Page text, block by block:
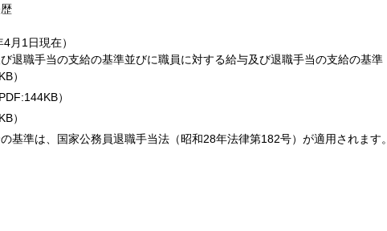
4月1日現在）
退職手当の支給の基準並びに職員に対する給与及び退職手当の支給の基準
）
PDF:144KB）
）
基準は、国家公務員退職手当法（昭和28年法律第182号）が適用されます。